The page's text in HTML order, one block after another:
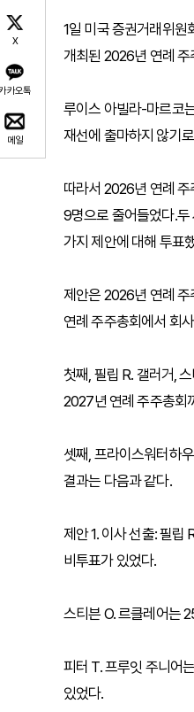
X
카오톡
메일
1일 미국 증권거래위원
개최된 2026년 연례
루이스 아빌라-마르코
재선에 출마하지 않기
따라서 2026년 연례 주
9명으로 줄어들었다.두
가지 제안에 대해 투표
제안은 2026년 연례
연례 주주총회에서 회
첫째, 필립 R. 갤러거,
2027년 연례 주주총회
셋째, 프라이스워터하
결과는 다음과 같다.
제안 1. 이사 선출: 필
비투표가 있었다.
스티븐 O. 르클레어는
피터 T. 프루잇 주니어
있었다.